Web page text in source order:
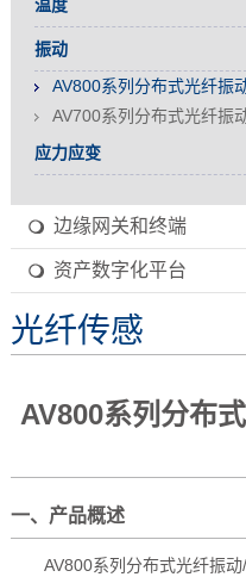
温度
振动
AV800系列分布式光纤振
AV700系列分布式光纤振
应力应变
边缘网关和终端
资产数字化平台
光纤传感
AV800系列分布
一、产品概述
AV800系列分布式光纤振动/